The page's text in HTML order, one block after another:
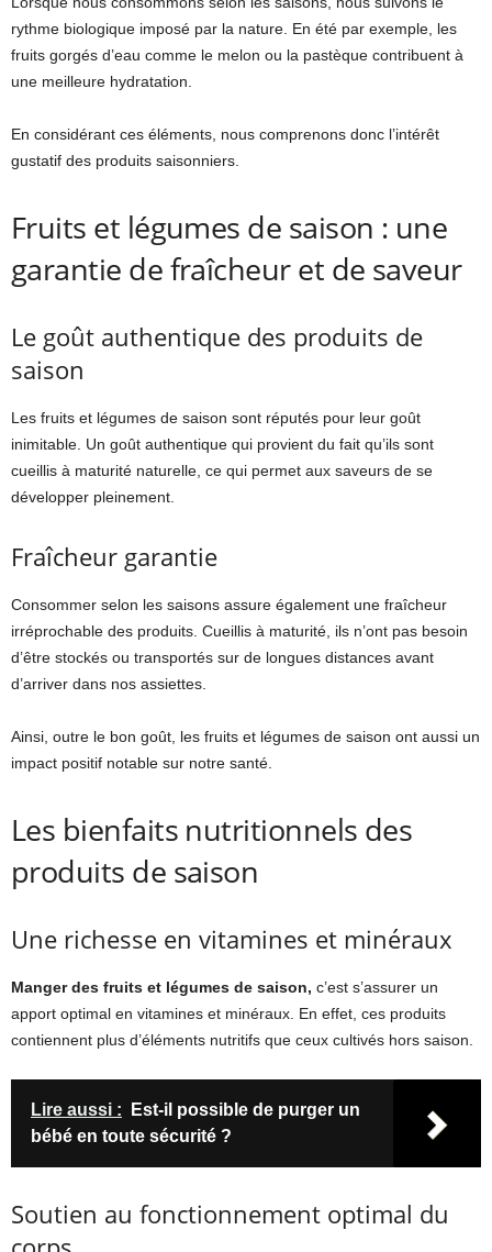
rythme biologique imposé par la nature. En été par exemple, les
fruits gorgés d’eau comme le melon ou la pastèque contribuent à
une meilleure hydratation.
En considérant ces éléments, nous comprenons donc l’intérêt
gustatif des produits saisonniers.
Fruits et légumes de saison : une
garantie de fraîcheur et de saveur
Le goût authentique des produits de
saison
Les fruits et légumes de saison sont réputés pour leur goût
inimitable. Un goût authentique qui provient du fait qu’ils sont
cueillis à maturité naturelle, ce qui permet aux saveurs de se
développer pleinement.
Fraîcheur garantie
Consommer selon les saisons assure également une fraîcheur
irréprochable des produits. Cueillis à maturité, ils n’ont pas besoin
d’être stockés ou transportés sur de longues distances avant
d’arriver dans nos assiettes.
Ainsi, outre le bon goût, les fruits et légumes de saison ont aussi un
impact positif notable sur notre santé.
Les bienfaits nutritionnels des
produits de saison
Une richesse en vitamines et minéraux
Manger des fruits et légumes de saison, c’est s’assurer un
apport optimal en vitamines et minéraux. En effet, ces produits
contiennent plus d’éléments nutritifs que ceux cultivés hors saison.
Lire aussi :
Est-il possible de purger un
bébé en toute sécurité ?
Soutien au fonctionnement optimal du